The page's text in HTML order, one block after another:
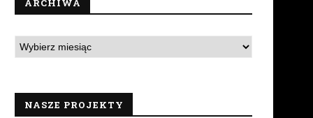
ARCHIWA
NASZE PROJEKTY